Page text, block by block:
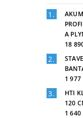
A
18
1 977
HTI
120
1 640